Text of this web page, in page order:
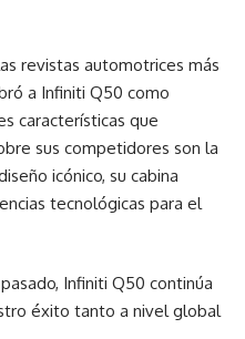
revistas automotrices más
a Infiniti Q50 como
características que
sus competidores son la
icónico, su cabina
tecnológicas para el
Infiniti Q50 continúa
éxito tanto a nivel global